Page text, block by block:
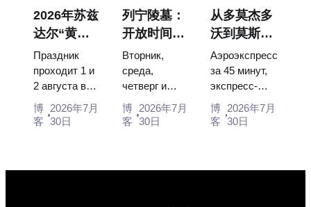
descent
capsules and
120 pieces of
flight...
people, where
they hang,
and why
booking the...
the coronation
dress of
Catherine...
2026年苏兹
达尔“黄瓜
节”：门
票、日期及
从莫斯科如
何前往
Праздник
проходит 1 и
2 августа в
Музее
деревянного
博
客
2026年7月
30日
列宁陵墓：
开放时间、
入场和与克
里姆林宫的
主要混淆
Вторник,
среда,
четверг и
суббота с
10:00 до
博
客
2026年7月
30日
从多莫杰多
沃到莫斯科
市中心：乘
坐空铁、公
交车或电车
Аэроэкспресс
за 45 минут,
экспресс-
автобус за
450 рублей,
博
客
2026年7月
30日